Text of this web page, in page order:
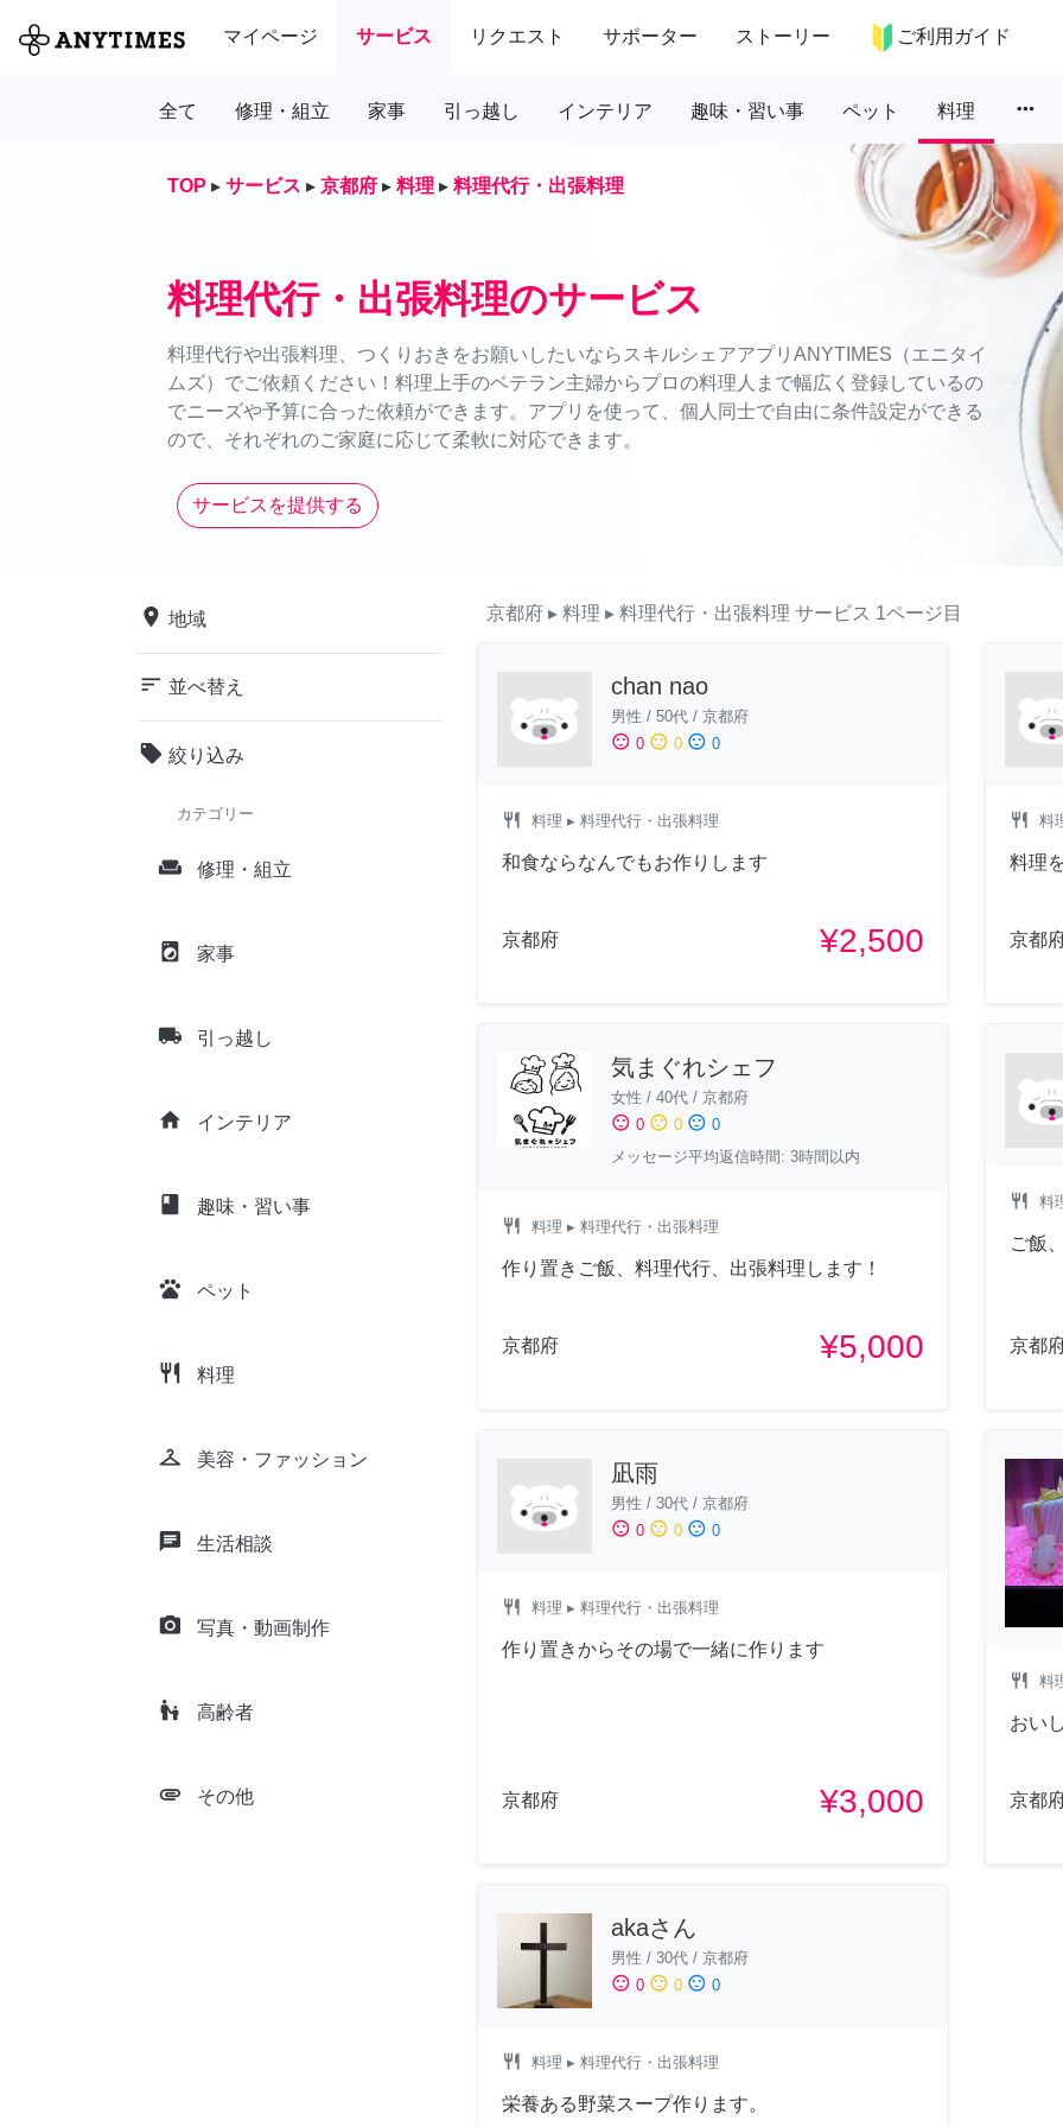
マイページ サービス リクエスト サポーター ストーリー ご利用ガイド
全て 修理・組立 家事 引っ越し インテリア 趣味・習い事 ペット 料理 more_horiz
TOP ▸ サービス ▸ 京都府 ▸ 料理 ▸ 料理代行・出張料理
料理代行・出張料理のサービス
料理代行や出張料理、つくりおきをお願いしたいならスキルシェアアプリANYTIMES（エニタイ
ムズ）でご依頼ください！料理上手のベテラン主婦からプロの料理人まで幅広く登録しているの
でニーズや予算に合った依頼ができます。アプリを使って、個人同士で自由に条件設定ができる
ので、それぞれのご家庭に応じて柔軟に対応できます。
サービスを提供する
place 地域
sort 並べ替え
local_offer 絞り込み
カテゴリー
weekend 修理・組立
local_laundry_service 家事
local_shipping 引っ越し
home インテリア
class 趣味・習い事
pets ペット
restaurant 料理
checkroom 美容・ファッション
chat 生活相談
camera_alt 写真・動画制作
escalator_warning 高齢者
attachment その他
京都府 ▸ 料理 ▸ 料理代行・出張料理 サービス 1ページ目
chan nao
男性 / 50代 / 京都府
sentiment_satisfied 0 sentiment_neutral 0 sentiment_dissatisfied 0
restaurant 料理 ▸ 料理代行・出張料理
和食ならなんでもお作りします
京都府 ¥2,500
restaurant 料
料理
京都
気まぐれシェフ
女性 / 40代 / 京都府
sentiment_satisfied 0 sentiment_neutral 0 sentiment_dissatisfied 0
メッセージ平均返信時間: 3時間以内
restaurant 料理 ▸ 料理代行・出張料理
作り置きご飯、料理代行、出張料理します！
京都府 ¥5,000
restaurant 料
ご飯
京都
凪雨
男性 / 30代 / 京都府
sentiment_satisfied 0 sentiment_neutral 0 sentiment_dissatisfied 0
restaurant 料理 ▸ 料理代行・出張料理
作り置きからその場で一緒に作ります
京都府 ¥3,000
restaurant 料
おい
京都
akaさん
男性 / 30代 / 京都府
sentiment_satisfied 0 sentiment_neutral 0 sentiment_dissatisfied 0
restaurant 料理 ▸ 料理代行・出張料理
栄養ある野菜スープ作ります。